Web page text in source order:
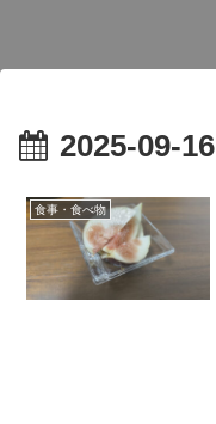
2025-09-16
食事・食べ物